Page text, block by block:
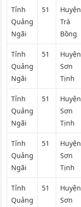
Tỉnh
Quảng
Ngãi
51
Huyện
Trà
Bồng
Tỉnh
Quảng
Ngãi
51
Huyện
Sơn
Tịnh
Tỉnh
Quảng
Ngãi
51
Huyện
Sơn
Tịnh
Tỉnh
Quảng
Ngãi
51
Huyện
Sơn
Tịnh
Tỉnh
Quảng
51
Huyện
Sơn